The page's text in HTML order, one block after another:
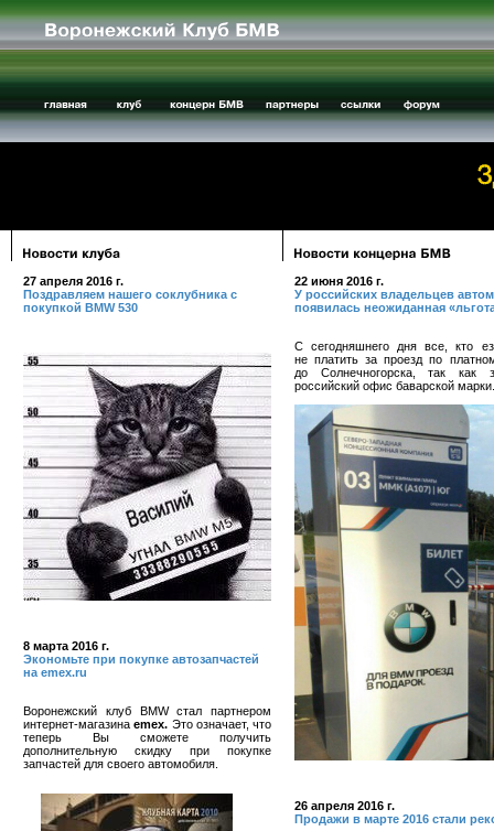
27 апреля 2016 г.
Поздравляем нашего соклубника с
покупкой BMW 530
8 марта 2016 г.
Экономьте при покупке автозапчастей
на emex.ru
Воронежский клуб BMW стал партнером
интернет-магазинаemex. Это означает, что
теперь Вы сможете получить
дополнительную скидку при покупке
запчастей для своего автомобиля.
22 июня 2016 г.
У российских владельцев
появилась неожиданная
С сегодняшнего дня все, кто
не платить за проезд по
до Солнечногорска, так как
российский офис баварской марки.
26 апреля 2016 г.
Продажи в марте 2016 стали